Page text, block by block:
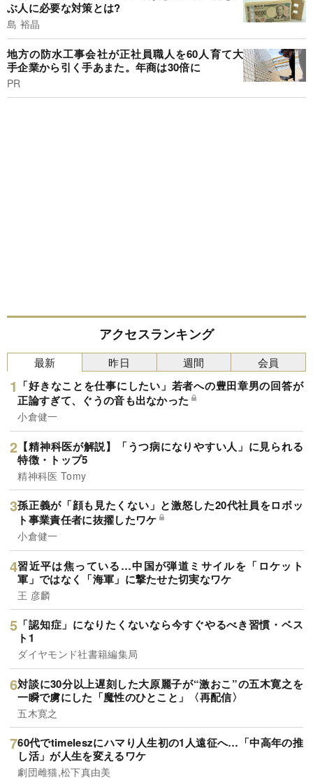
ぶ人に必要な対策とは?
島 裕晶
地方の防水工事会社が正社員職人を60人育て大
手企業から引く手あまた。年商は30倍に
PR
アクセスランキング
最新
「好きなことを仕事にしたい」若者への豊田章男の回答が
正論すぎて、ぐうの音も出なかった
小倉健一
【精神科医が解説】「うつ病になりやすい人」に見られる
特徴・トップ5
精神科医 Tomy
孫正義が「顔も見たくない」と激怒した20代社員をロボッ
ト事業責任者に抜擢したワケ
小倉健一
習近平は焦っている…中国が弾道ミサイルを「ロケット
軍」ではなく「海軍」に撃たせた切実なワケ
王 彦麟
「認知症」になりたくないなら今すぐやるべき習慣・ベス
ト1
ダイヤモンド社書籍編集局
対談に30分以上遅刻した大原麗子が“激おこ”の五木寛之を
一瞬で虜にした「魔性のひとこと」〈再配信〉
五木寛之
60代でtimeleszにハマり人生初の1人遠征へ…「中高年の推
し活」が人生を変えるワケ
劇団雌猫,松下真由美
昨日 週間 会員